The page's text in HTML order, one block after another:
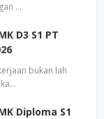
…
D3 S1 PT
bukan lah
Diploma S1